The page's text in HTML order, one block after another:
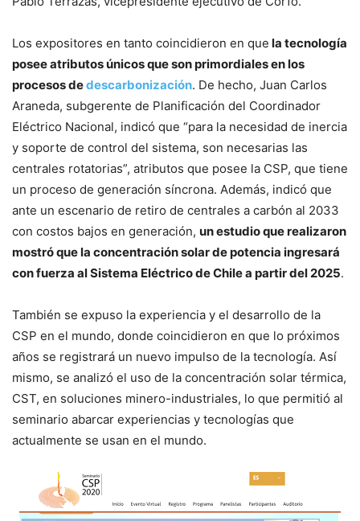
Los expositores en tanto coincidieron en que la tecnología
posee atributos únicos que son primordiales en los
procesos dedescarbonización. De hecho, Juan Carlos
Araneda, subgerente de Planificación del Coordinador
Eléctrico Nacional, indicó que “para la necesidad de inercia
y soporte de control del sistema, son necesarias las
centrales rotatorias”, atributos que posee la CSP, que tiene
un proceso de generación síncrona. Además, indicó que
ante un escenario de retiro de centrales a carbón al 2033
con costos bajos en generación, un estudio que realizaron
mostró que la concentración solar de potencia ingresará
con fuerza al Sistema Eléctrico de Chile a partir del 2025.
También se expuso la experiencia y el desarrollo de la
CSP en el mundo, donde coincidieron en que lo próximos
años se registrará un nuevo impulso de la tecnología. Así
mismo, se analizó el uso de la concentración solar térmica,
CST, en soluciones minero-industriales, lo que permitió al
seminario abarcar experiencias y tecnologías que
actualmente se usan en el mundo.